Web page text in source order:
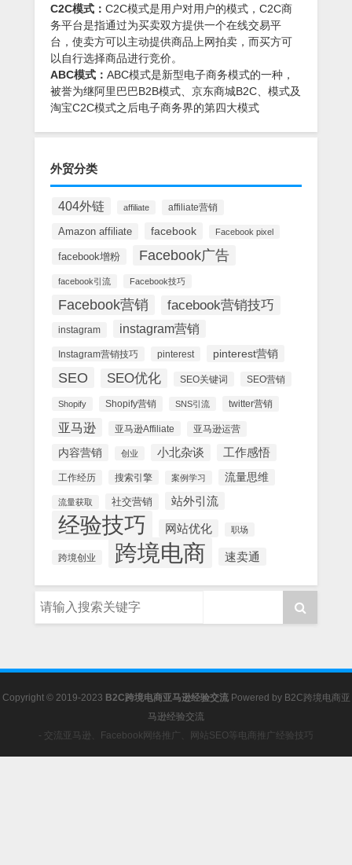
C2C模式： C2C模式是用户对用户的模式，C2C商
务平台是指通过为买卖双方提供一个在线交易平
台，使卖方可以主动提供商品上网拍卖，而买方可
以自行选择商品进行竞价。
ABC模式： ABC模式是新型电子商务模式的一种，
被誉为继阿里巴巴B2B模式、京东商城B2C、模式及
淘宝C2C模式之后电子商务界的第四大模式
外贸分类
404外链 affiliate affiliate营销
Amazon affiliate facebook Facebook pixel
facebook增粉 Facebook广告
facebook引流 Facebook技巧
Facebook营销 facebook营销技巧
instagram instagram营销
Instagram营销技巧 pinterest pinterest营销
SEO SEO优化 SEO关键词 SEO营销
Shopify Shopify营销 SNS引流 twitter营销
亚马逊 亚马逊Affiliate 亚马逊运营
内容营销 创业 小北杂谈 工作感悟
工作经历 搜索引擎 案例学习 流量思维
流量获取 社交营销 站外引流
经验技巧 网站优化 职场
跨境创业 跨境电商 速卖通
Copyright © 2019-2023 B2C跨境电商亚马逊经验交流 Powered by B2C跨境电商亚
马逊经验交流
- 交流亚马逊、Facebook网络推广、网站SEO等电商推广经验技巧